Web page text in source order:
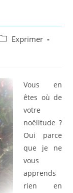
Exprimer
Vous en
êtes où de
votre
noëlitude ?
Oui parce
que je ne
vous
apprends
rien en